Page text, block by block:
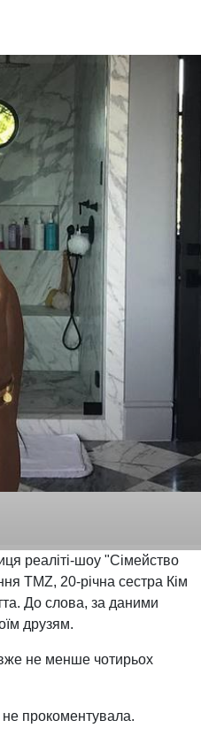
реаліті-шоу "Сімейство
TMZ, 20-річна сестра Кім
До слова, за даними
друзям.
не менше чотирьох
прокоментувала.